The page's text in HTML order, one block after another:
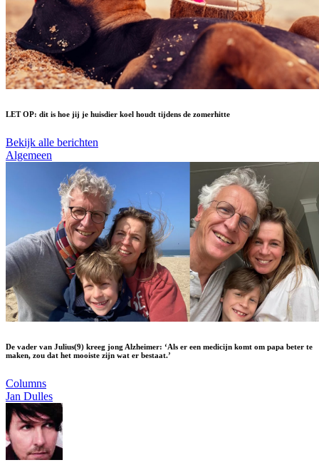
LET OP: dit is hoe jij je huisdier koel houdt tijdens de zomerhitte
Bekijk alle berichten
Algemeen
De vader van Julius(9) kreeg jong Alzheimer: ‘Als er een medicijn komt om papa beter te
maken, zou dat het mooiste zijn wat er bestaat.’
Columns
Jan Dulles